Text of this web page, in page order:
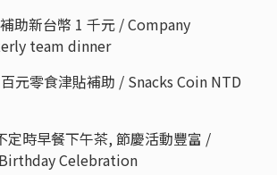
助新台幣 1 千元 / Company
team dinner
元零食津貼補助 / Snacks Coin NTD
定時早餐下午茶, 節慶活動豐富 /
Celebration